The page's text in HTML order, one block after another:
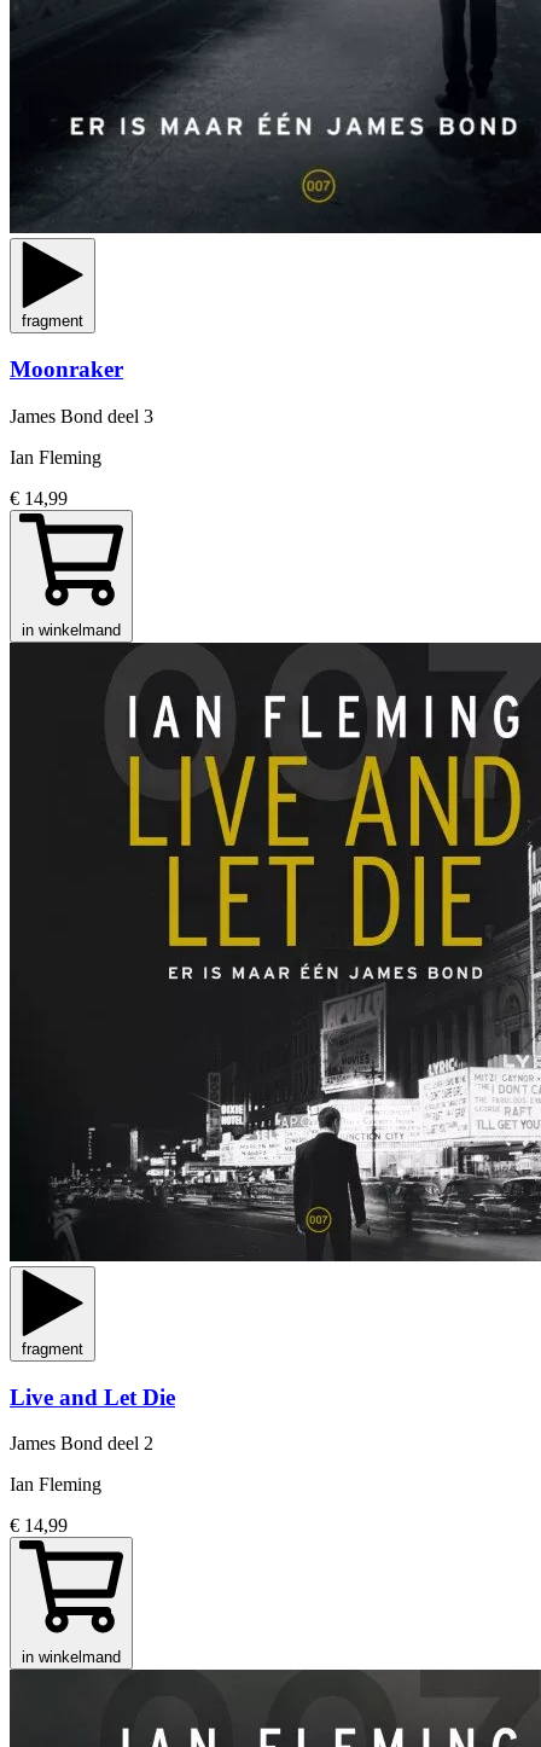
fragment
Moonraker
James Bond deel 3
Ian Fleming
€ 14,99
in winkelmand
fragment
Live and Let Die
James Bond deel 2
Ian Fleming
€ 14,99
in winkelmand